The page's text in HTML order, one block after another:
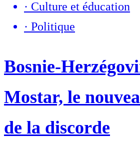
· Culture et éducation
· Politique
Bosnie-
Mostar, le
de la discorde